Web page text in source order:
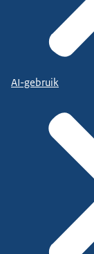
AI-gebruik